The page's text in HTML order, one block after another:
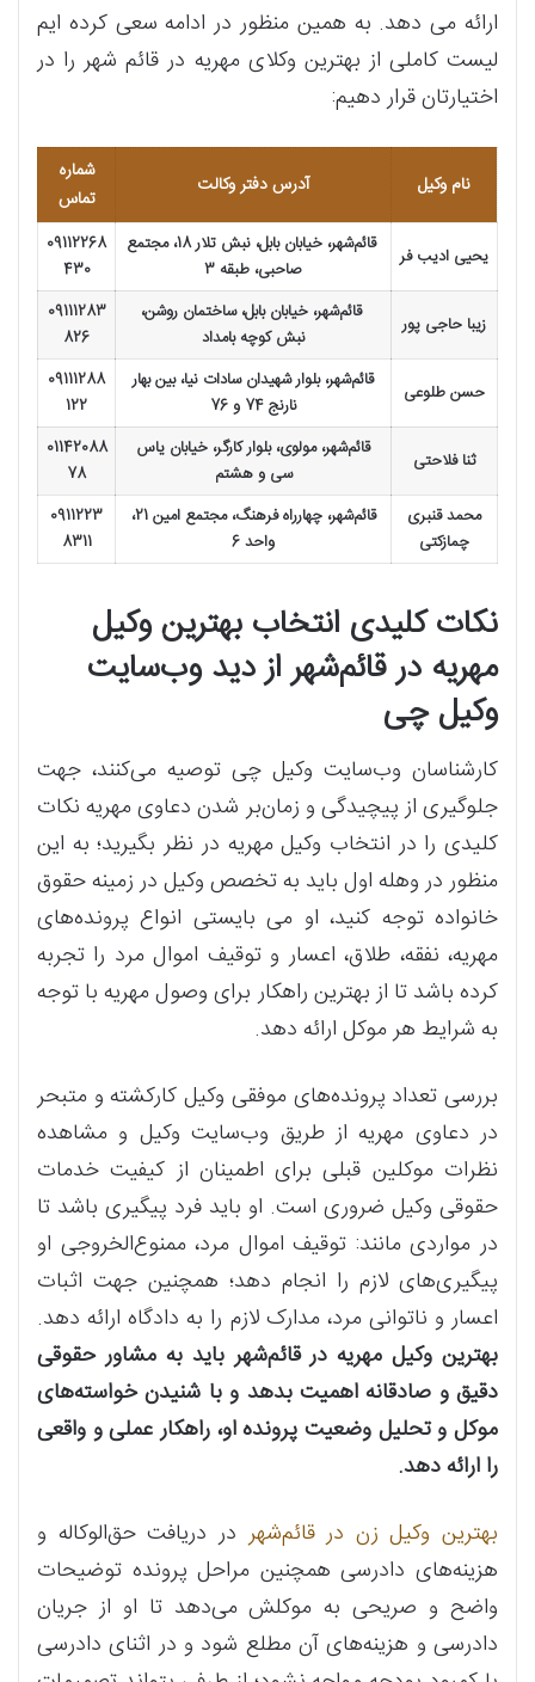
ارائه می دهد. به همین منظور در ادامه سعی کرده ایم
لیست کاملی از بهترین وکلای مهریه در قائم شهر را در
اختیارتان قرار دهیم:
نام وکیل آدرس دفتر وکالت
شماره
تماس
یحیی ادیب فر
قائم‌شهر، خیابان بابل، نبش تلار 18، مجتمع
صاحبی، طبقه 3
09112268
430
زیبا حاجی پور
قائم‌شهر، خیابان بابل، ساختمان روشن،
نبش کوچه بامداد
09111283
826
حسن طلوعی
قائم‌شهر، بلوار شهیدان سادات نیا، بین بهار
نارنج 74 و 76
09111288
122
ثنا فلاحتی
قائم‌شهر، مولوی، بلوار کارگر، خیابان یاس
سی و هشتم
01142088
78
محمد قنبری
چمازکتی
قائم‌شهر، چهارراه فرهنگ، مجتمع امین 21،
واحد 6
0911223
8311
نکات کلیدی انتخاب بهترین وکیل
مهریه در قائم‌شهر از دید وب‌سایت
وکیل چی
کارشناسان وب‌سایت وکیل چی توصیه می‌کنند، جهت
جلوگیری از پیچیدگی و زمان‌بر شدن دعاوی مهریه نکات
کلیدی را در انتخاب وکیل مهریه در نظر بگیرید؛ به این
منظور در وهله اول باید به تخصص وکیل در زمینه حقوق
خانواده توجه کنید، او می بایستی انواع پرونده‌های
مهریه، نفقه، طلاق، اعسار و توقیف اموال مرد را تجربه
کرده باشد تا از بهترین راهکار برای وصول مهریه با توجه
به شرایط هر موکل ارائه دهد.
بررسی تعداد پرونده‌های موفقی وکیل کارکشته و متبحر
در دعاوی مهریه از طریق وب‌سایت وکیل و مشاهده
نظرات موکلین قبلی برای اطمینان از کیفیت خدمات
حقوقی وکیل ضروری است. او باید فرد پیگیری باشد تا
در مواردی مانند: توقیف اموال مرد، ممنوع‌الخروجی او
پیگیری‌های لازم را انجام دهد؛ همچنین جهت اثبات
اعسار و ناتوانی مرد، مدارک لازم را به دادگاه ارائه دهد.
بهترین وکیل مهریه در قائم‌شهر باید به مشاور حقوقی
دقیق و صادقانه اهمیت بدهد و با شنیدن خواسته‌های
موکل و تحلیل وضعیت پرونده او، راهکار عملی و واقعی
را ارائه دهد.
بهترین وکیل زن در قائم‌شهر در دریافت حق‌الوکاله و
هزینه‌های دادرسی همچنین مراحل پرونده توضیحات
واضح و صریحی به موکلش می‌دهد تا او از جریان
دادرسی و هزینه‌های آن مطلع شود و در اثنای دادرسی